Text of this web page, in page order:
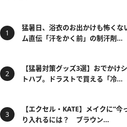
猛暑日、浴衣のお出かけも怖く
ム直伝「汗をかく前」の制汗剤...
【猛暑対策グッズ3選】おでかけ
トハブ。ドラストで買える「冷...
【エクセル・KATE】メイクに“今
り入れるには？ ブラウン...